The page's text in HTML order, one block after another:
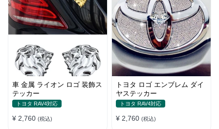
車 金属 ライオン ロゴ 装飾ス
テッカー
トヨタ RAV4対応
¥ 2,760 (税込)
トヨタ ロゴ エンブレム ダイ
ヤステッカー
トヨタ RAV4対応
¥ 2,760 (税込)